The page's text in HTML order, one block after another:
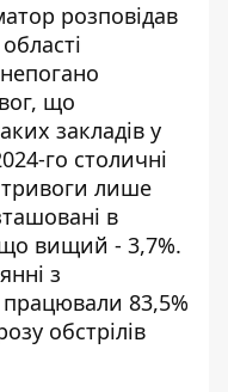
розповідав
, що
закладів у
го столичні
лише
в
вищий - 3,7%.
з
83,5%
обстрілів